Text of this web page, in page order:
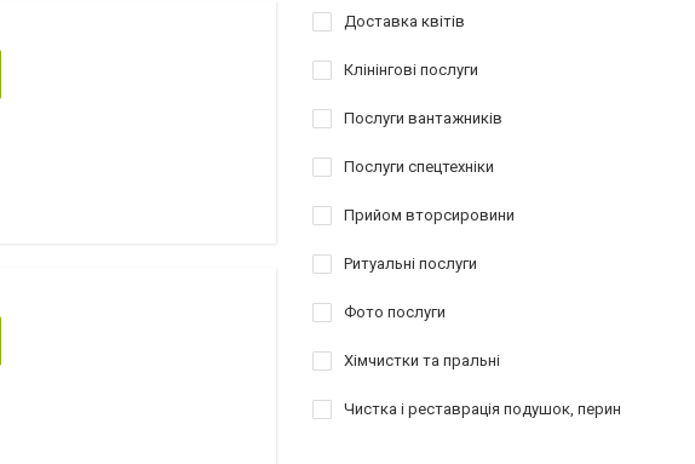
Доставка квітів
Клінінгові послуги
Послуги вантажників
Послуги спецтехніки
Прийом вторсировини
Ритуальні послуги
Фото послуги
Хімчистки та пральні
Чистка і реставрація подушок, перин